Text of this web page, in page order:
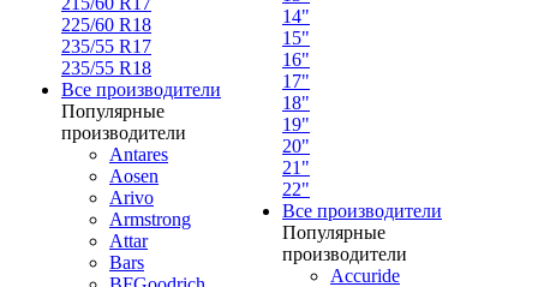
225/60 R18
235/55 R17
235/55 R18
Все производители
Популярные
производители
Antares
Aosen
Arivo
Armstrong
Attar
Bars
14"
15"
16"
17"
18"
19"
20"
21"
22"
Все производители
Популярные
производители
Accuride